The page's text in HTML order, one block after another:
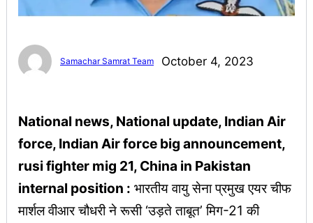
Samachar Samrat Team October 4, 2023
National news, National update, Indian Air
force, Indian Air force big announcement,
rusi fighter mig 21, China in Pakistan
internal position : भारतीय वायु सेना प्रमुख एयर चीफ
मार्शल वीआर चौधरी ने रूसी ‘उड़ते ताबूत’ मिग-21 की